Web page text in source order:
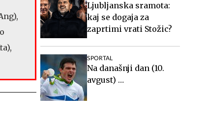
Ljubljanska sramota:
kaj se dogaja za
zaprtimi vrati Stožic?
SPORTAL
Na današnji dan (10.
avgust) …